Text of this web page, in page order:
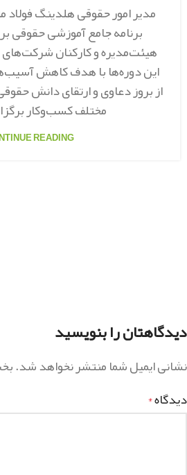
مدیر امور حقوقی هلدینگ فولاد
برنامه جامع آموزشی حقوقی
هیئت‌مدیره و کارکنان شرکت‌های
این دوره‌ها با هدف کاهش
از بروز دعاوی و ارتقای دانش
مختلف کسب‌وکار
READING
دیدگاهتان را بنویسید
نشانی ایمیل شما منتشر نخواهد شد.
دیدگاه*